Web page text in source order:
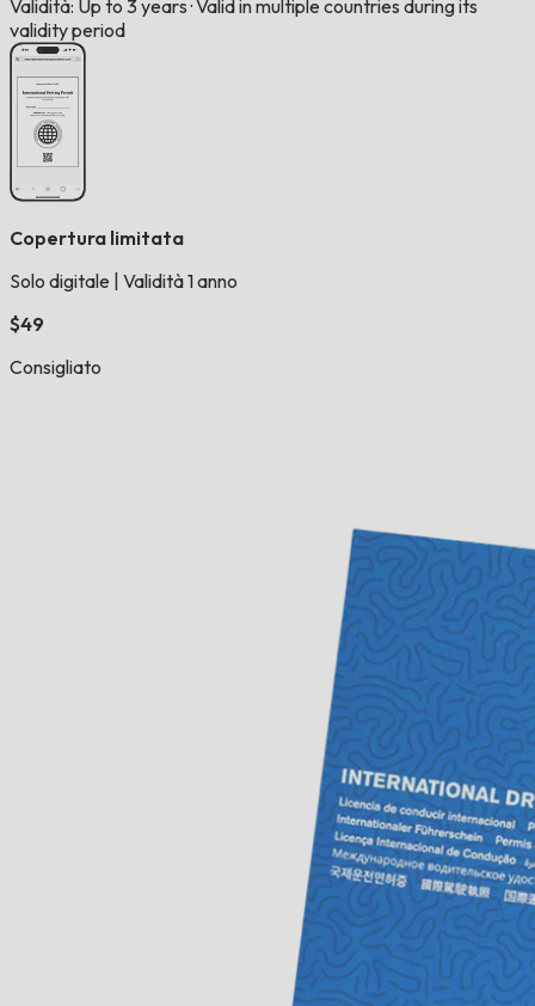
Validità: Up to 3 years ·Valid in multiple countries during its
validity period
Copertura limitata
Solo digitale Validità 1 anno
$49
Consigliato